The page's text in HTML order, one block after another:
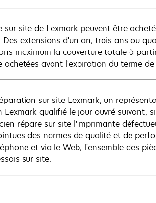
sur site de Lexmark peuvent être
extensions d'un an, trois ans ou
maximum la couverture totale à
achetées avant l'expiration du terme
sur site Lexmark, un
Lexmark qualifié le jour ouvré suivant,
répare sur site l'imprimante
des normes de qualité et de
et via le Web, l'ensemble des
sur site.